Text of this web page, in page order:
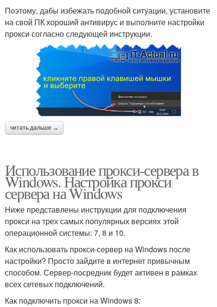
Поэтому, дабы избежать подобной ситуации, установите
на свой ПК хороший антивирус и выполните настройки
прокси согласно следующей инструкции.
читать дальше →
Использование прокси-сервера в
Windows. Настройка прокси
сервера на Windows
Ниже представлены инструкции для подключения
прокси на трех самых популярных версиях этой
операционной системы: 7, 8 и 10.
Как использовать прокси-сервер на Windows после
настройки? Просто зайдите в интернет привычным
способом. Сервер-посредник будет активен в рамках
всех сетевых подключений.
Как подключить прокси на Windows 8: